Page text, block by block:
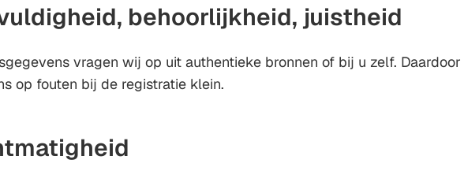
behoorlijkheid, juistheid
vragen wij op uit authentieke bronnen of bij u zelf. Daardoor
op fouten bij de registratie klein.